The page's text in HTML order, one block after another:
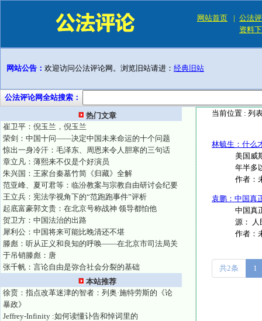
网站首页 | 公法
资料
网站公告： 欢迎访问公法评论网。浏览旧站请进： 经典旧站
公法评论网全站搜索：
热门文章
崔卫平：倪玉兰，倪玉兰
荣剑：中国十问——决定中国未来命运的十个问题
惊出一身冷汗：毛泽东、周恩来令人胆寒的三句话
章立凡：薄熙来不仅是个好演员
朱兴国：王家台秦墓竹简《归藏》全解
范亚峰、夏可君等：临汾教案与宗教自由研讨会纪要
王立兵：宪法学视角下的“范跑跑事件”评析
起底富豪郭文贵：在北京号称战神 领导都怕他
贺卫方：中国法治的出路
犀利公：中国将来可能比晚清还不堪
滕彪：听从正义和良知的呼唤——在北京市司法局关
于吊销滕彪：唐
张千帆：言论自由是弥合社会分裂的基础
本站推荐
徐贲：指点改革迷津的智者：列奥·施特劳斯的《论
暴政》
Jeffrey-Infinity :如何读懂讣告和悼词里的
当前位置 : 列
林毓生：什么
美国威
年半多
作者：
袁鹏：中国真
中国真
源： 人
作者：
共2条 1